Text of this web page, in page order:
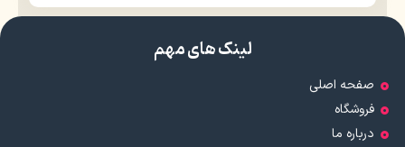
لینک های مهم
صفحه اصلی
فروشگاه
درباره ما